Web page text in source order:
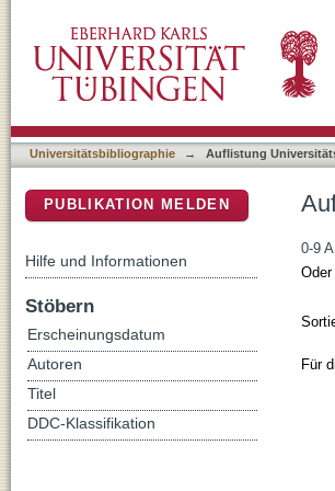
Universitätsbibliographie → Auflistung
0-9 A
Für
PUBLIKATION MELDEN
Hilfe und Informationen
Stöbern
Erscheinungsdatum
Autoren
Titel
DDC-Klassifikation